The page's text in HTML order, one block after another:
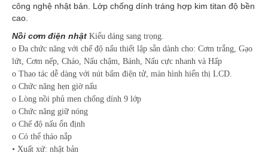
công nghệ nhật bản. Lớp chống dính tráng hợp kim titan độ bền
cao.
Nồi cơm điện nhật Kiểu dáng sang trọng.
o Đa chức năng với chế độ nấu thiết lập sẵn dành cho: Cơm trắng, Gạo
lứt, Cơm nếp, Cháo, Nấu chậm, Bánh, Nấu cực nhanh và Hấp
o Thao tác dễ dàng với nút bấm điện tử, màn hình hiển thị LCD.
o Chức năng hẹn giờ nấu
o Lòng nồi phủ men chống dính 9 lớp
o Chức năng giữ nóng
o Chế độ nấu ổn định
o Có thể tháo nắp
• Xuất xứ: nhật bản